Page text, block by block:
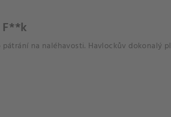
pátrání na naléhavosti. Havlockův dokonalý